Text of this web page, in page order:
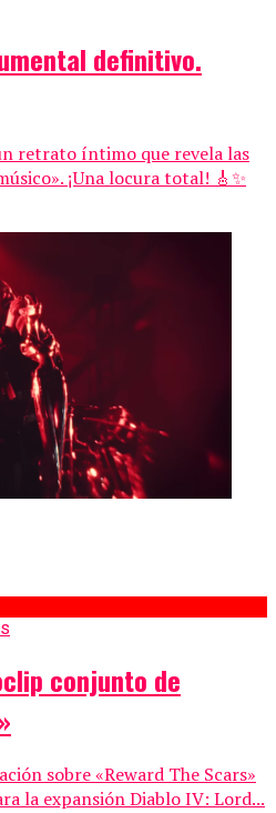
definitivo.
retrato íntimo que revela las
¡Una locura total! 🎸✨
conjunto de
sobre «Reward The Scars»
la expansión Diablo IV: Lord...